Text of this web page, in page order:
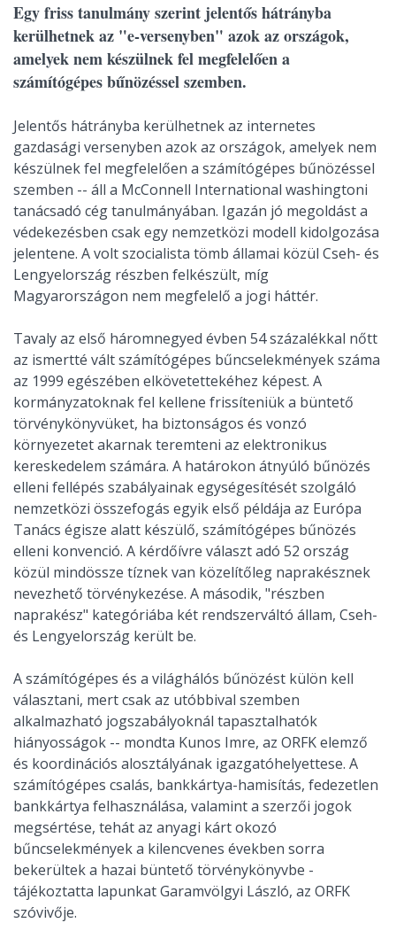
Egy friss tanulmány szerint jelentős hátrányba
kerülhetnek az "e-versenyben" azok az országok,
amelyek nem készülnek fel megfelelően a
számítógépes bűnözéssel szemben.
Jelentős hátrányba kerülhetnek az internetes
gazdasági versenyben azok az országok, amelyek nem
készülnek fel megfelelően a számítógépes bűnözéssel
szemben -- áll a McConnell International washingtoni
tanácsadó cég tanulmányában. Igazán jó megoldást a
védekezésben csak egy nemzetközi modell kidolgozása
jelentene. A volt szocialista tömb államai közül Cseh- és
Lengyelország részben felkészült, míg
Magyarországon nem megfelelő a jogi háttér.
Tavaly az első háromnegyed évben 54 százalékkal nőtt
az ismertté vált számítógépes bűncselekmények száma
az 1999 egészében elkövetettekéhez képest. A
kormányzatoknak fel kellene frissíteniük a büntető
törvénykönyvüket, ha biztonságos és vonzó
környezetet akarnak teremteni az elektronikus
kereskedelem számára. A határokon átnyúló bűnözés
elleni fellépés szabályainak egységesítését szolgáló
nemzetközi összefogás egyik első példája az Európa
Tanács égisze alatt készülő, számítógépes bűnözés
elleni konvenció. A kérdőívre választ adó 52 ország
közül mindössze tíznek van közelítőleg naprakésznek
nevezhető törvénykezése. A második, "részben
naprakész" kategóriába két rendszerváltó állam, Cseh-
és Lengyelország került be.
A számítógépes és a világhálós bűnözést külön kell
választani, mert csak az utóbbival szemben
alkalmazható jogszabályoknál tapasztalhatók
hiányosságok -- mondta Kunos Imre, az ORFK elemző
és koordinációs alosztályának igazgatóhelyettese. A
számítógépes csalás, bankkártya-hamisítás, fedezetlen
bankkártya felhasználása, valamint a szerzői jogok
megsértése, tehát az anyagi kárt okozó
bűncselekmények a kilencvenes években sorra
bekerültek a hazai büntető törvénykönyvbe -
tájékoztatta lapunkat Garamvölgyi László, az ORFK
szóvivője.